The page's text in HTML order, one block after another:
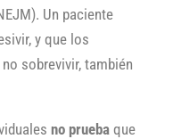
Un paciente
y que los
sobrevivir, también
no pruebaque